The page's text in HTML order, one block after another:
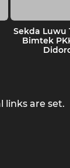
Sekda Luwu
Bimtek
links are set.